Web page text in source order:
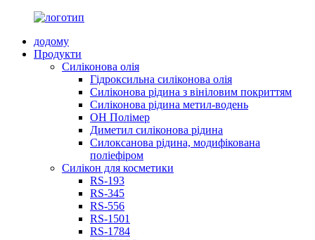
додому
Продукти
Силіконова олія
Гідроксильна силіконова олія
Силіконова рідина з вініловим покриттям
Силіконова рідина метил-водень
OH Полімер
Диметил силіконова рідина
Силоксанова рідина, модифікована
поліефіром
Силікон для косметики
RS-193
RS-345
RS-556
RS-1501
RS-1784